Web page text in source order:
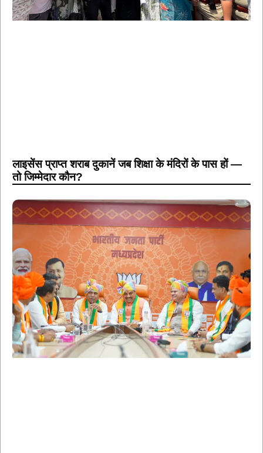
लाइसेंस प्राप्त शराब दुकानें जब शिक्षा के मंदिरों के पास हों —
तो जिम्मेदार कौन?